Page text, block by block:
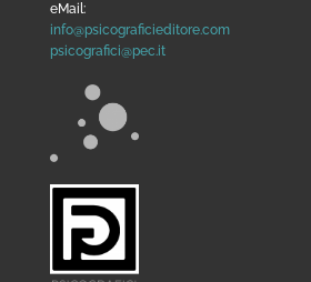
eMail:
info@psicograficieditore.com
psicografici@pec.it